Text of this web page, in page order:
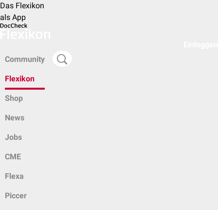
Das Flexikon
als App
Community
Flexikon
Shop
News
Jobs
CME
Flexa
Piccer